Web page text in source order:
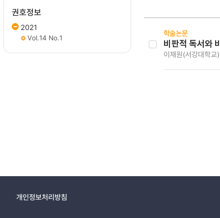
권호정보
2021
Vol.14 No.1 학술논문
비판적 독서와
이채원(서강대학교)
개인정보처리방침